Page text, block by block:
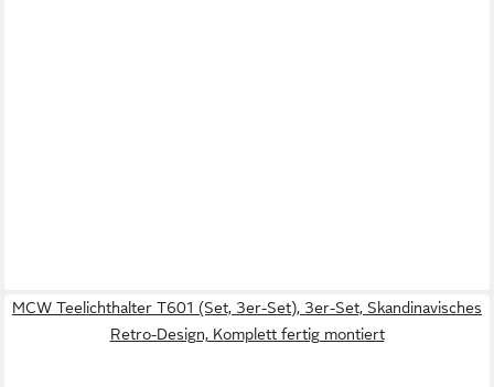
MCW Teelichthalter T601 (Set, 3er-Set), 3er-Set, Skandinavisches
Retro-Design, Komplett fertig montiert